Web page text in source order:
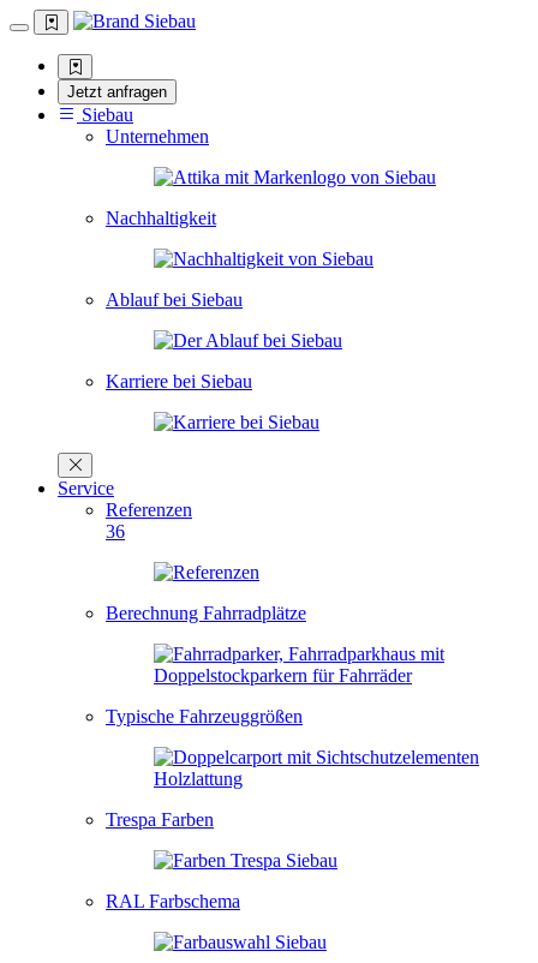
Jetzt anfragen
Siebau
Unternehmen
Nachhaltigkeit
Ablauf bei Siebau
Karriere bei Siebau
Service
Referenzen
36
Berechnung Fahrradplätze
Typische Fahrzeuggrößen
Trespa Farben
RAL Farbschema